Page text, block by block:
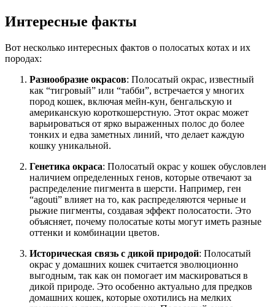
Интересные факты
Вот несколько интересных фактов о полосатых котах и их
породах:
Разнообразие окрасов: Полосатый окрас, известный
как “тигровый” или “табби”, встречается у многих
пород кошек, включая мейн-кун, бенгальскую и
американскую короткошерстную. Этот окрас может
варьироваться от ярко выраженных полос до более
тонких и едва заметных линий, что делает каждую
кошку уникальной.
Генетика окраса: Полосатый окрас у кошек обусловлен
наличием определенных генов, которые отвечают за
распределение пигмента в шерсти. Например, ген
“agouti” влияет на то, как распределяются черные и
рыжие пигменты, создавая эффект полосатости. Это
объясняет, почему полосатые коты могут иметь разные
оттенки и комбинации цветов.
Историческая связь с дикой природой: Полосатый
окрас у домашних кошек считается эволюционно
выгодным, так как он помогает им маскироваться в
дикой природе. Это особенно актуально для предков
домашних кошек, которые охотились на мелких